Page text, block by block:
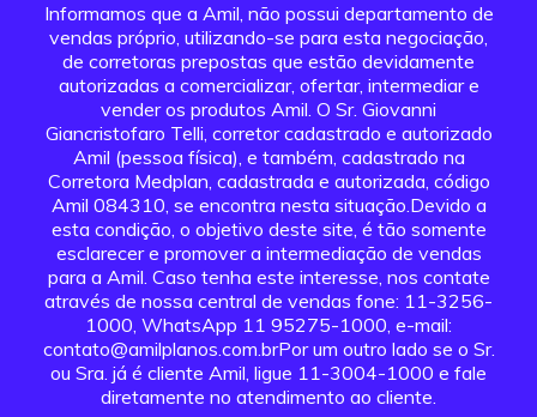
Informamos que a Amil, não possui departamento de
vendas próprio, utilizando-se para esta negociação,
de corretoras prepostas que estão devidamente
autorizadas a comercializar, ofertar, intermediar e
vender os produtos Amil. O Sr. Giovanni
Giancristofaro Telli, corretor cadastrado e autorizado
Amil (pessoa física), e também, cadastrado na
Corretora Medplan, cadastrada e autorizada, código
Amil 084310, se encontra nesta situação.Devido a
esta condição, o objetivo deste site, é tão somente
esclarecer e promover a intermediação de vendas
para a Amil. Caso tenha este interesse, nos contate
através de nossa central de vendas fone: 11-3256-
1000, WhatsApp 11 95275-1000, e-mail:
contato@amilplanos.com.brPor um outro lado se o Sr.
ou Sra. já é cliente Amil, ligue 11-3004-1000 e fale
diretamente no atendimento ao cliente.